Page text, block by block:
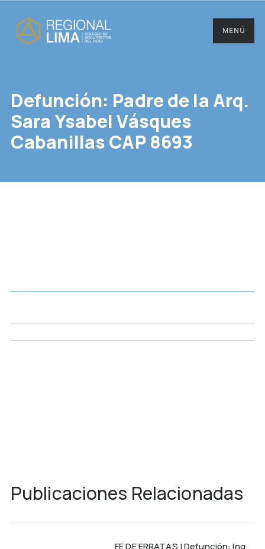
MENÚ
Defunción: Padre de la Arq.
Sara Ysabel Vásques
Cabanillas CAP 8693
Publicaciones Relacionadas
FE DE ERRATAS | Defunción: Ing.